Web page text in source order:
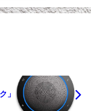
」